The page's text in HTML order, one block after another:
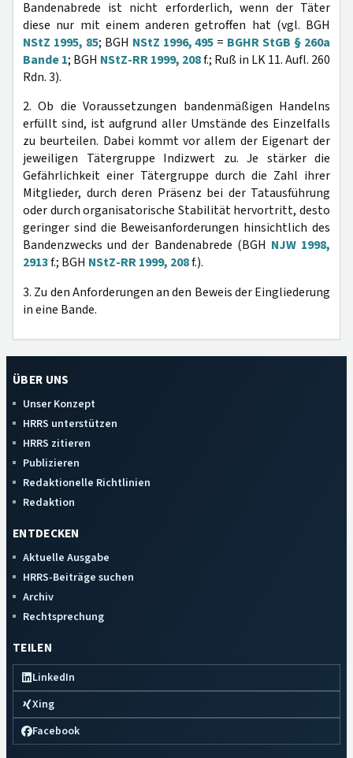
Bandenabrede ist nicht erforderlich, wenn der Täter
diese nur mit einem anderen getroffen hat (vgl. BGH
NStZ 1995, 85; BGH NStZ 1996, 495 = BGHR StGB § 260a
Bande 1; BGH NStZ-RR 1999, 208f.; Ruß in LK 11. Aufl. 260
Rdn. 3).
2. Ob die Voraussetzungen bandenmäßigen Handelns
erfüllt sind, ist aufgrund aller Umstände des Einzelfalls
zu beurteilen. Dabei kommt vor allem der Eigenart der
jeweiligen Tätergruppe Indizwert zu. Je stärker die
Gefährlichkeit einer Tätergruppe durch die Zahl ihrer
Mitglieder, durch deren Präsenz bei der Tatausführung
oder durch organisatorische Stabilität hervortritt, desto
geringer sind die Beweisanforderungen hinsichtlich des
Bandenzwecks und der Bandenabrede (BGH NJW 1998,
2913f.; BGH NStZ-RR 1999, 208f.).
3. Zu den Anforderungen an den Beweis der Eingliederung
in eine Bande.
ÜBER UNS
Unser Konzept
HRRS unterstützen
HRRS zitieren
Publizieren
Redaktionelle Richtlinien
Redaktion
ENTDECKEN
Aktuelle Ausgabe
HRRS-Beiträge suchen
Archiv
Rechtsprechung
TEILEN
LinkedIn
Xing
Facebook